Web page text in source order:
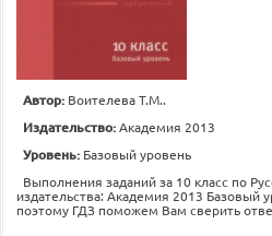
Автор: Воителева Т.М..
Издательство:Академия 2013
Уровень: Базовый уровень
Выполнения заданий за 10 класс по
издательства: Академия 2013 Базовый
поэтому ГДЗ поможем Вам сверить